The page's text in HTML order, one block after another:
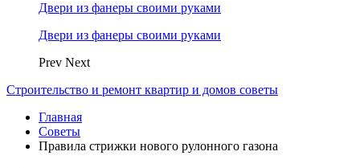
Двери из фанеры своими руками
Двери из фанеры своими руками
Prev Next
Строительство и ремонт квартир и домов советы
Главная
Советы
Правила стрижки нового рулонного газона